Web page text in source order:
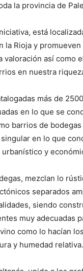
la provincia de
está
la Rioja y
valoración así como
en nuestra
más de
en lo que se
barrios de
en lo que
y
mezclan lo
separados
siendo
muy adecuadas
como lo hacían
y humedad relativa.